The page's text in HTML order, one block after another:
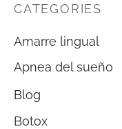
CATEGORIES
Amarre lingual
Apnea del sueño
Blog
Botox